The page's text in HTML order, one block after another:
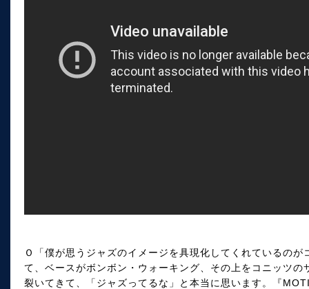
Ｏ「僕が思うジャズのイメージを具現化してくれているの
て、ベースがボンボン・ウォーキング、その上をコニッツ
裂いてきて、「ジャズってるな」と本当に思います。『